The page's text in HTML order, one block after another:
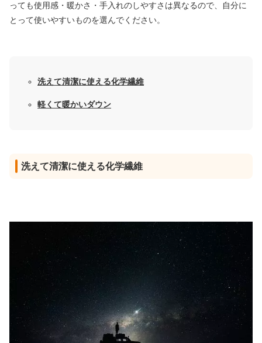
っても使用感・暖かさ・手入れのしやすさは異なるので、自分に
とって使いやすいものを選んでください。
洗えて清潔に使える化学繊維
軽くて暖かいダウン
洗えて清潔に使える化学繊維